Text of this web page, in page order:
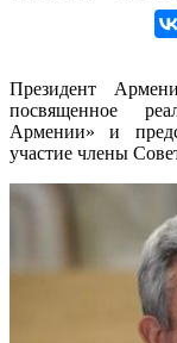
Президент
посвященное
Армении» и
участие члены